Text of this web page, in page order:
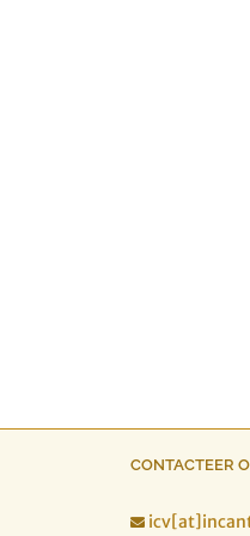
CONTACTEER
